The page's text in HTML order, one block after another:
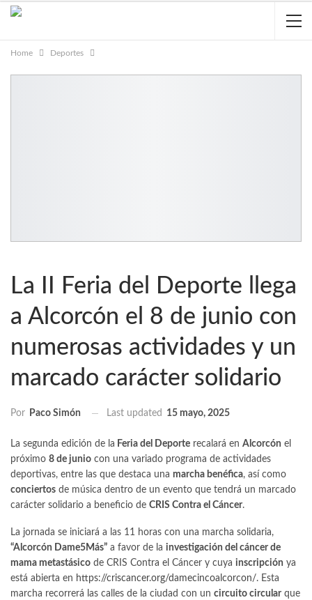
Home Deportes
La II Feria del Deporte llega
a Alcorcón el 8 de junio con
numerosas actividades y un
marcado carácter solidario
Por Paco Simón Last updated 15 mayo, 2025
La segunda edición de la Feria del Deporte recalará en Alcorcón el
próximo 8 de junio con una variado programa de actividades
deportivas, entre las que destaca una marcha benéfica, así como
conciertos de música dentro de un evento que tendrá un marcado
carácter solidario a beneficio de CRIS Contra el Cáncer.
La jornada se iniciará a las 11 horas con una marcha solidaria,
“Alcorcón Dame5Más” a favor de la investigación del cáncer de
mama metastásico de CRIS Contra el Cáncer y cuya inscripción ya
está abierta en https://criscancer.org/damecincoalcorcon/. Esta
marcha recorrerá las calles de la ciudad con un circuito circular que